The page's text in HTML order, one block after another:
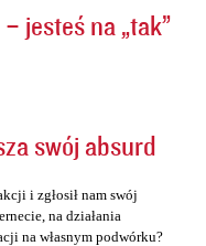
jesteś na „tak”
swój absurd
i zgłosił nam swój
na działania
na własnym podwórku?